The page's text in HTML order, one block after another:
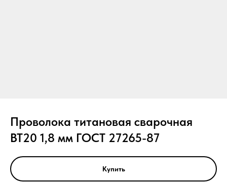
Проволока титановая сварочная
ВТ20 1,8 мм ГОСТ 27265-87
Купить